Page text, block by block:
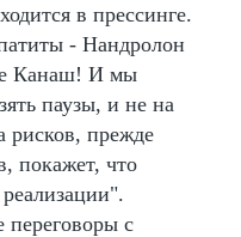
в прессинге.
- Нандролон
Канаш! И мы
паузы, и не на
рисков, прежде
покажет, что
с